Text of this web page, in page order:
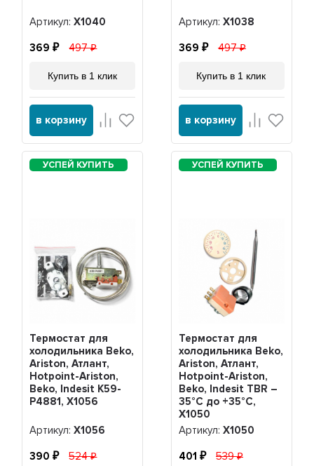
Артикул:Х1040
369 497
Купить в 1 клик
в корзину
Артикул: Х1038
369 497
Купить в 1 клик
в корзину
Термостат для
холодильника Beko,
Ariston, Атлант,
Hotpoint-Ariston,
Beko, Indesit K59-
P4881, Х1056
Артикул:Х1056
390 524
Термостат для
холодильника Beko,
Ariston, Атлант,
Hotpoint-Ariston,
Beko, Indesit TBR –
35°C до +35°C,
Х1050
Артикул: Х1050
401 539